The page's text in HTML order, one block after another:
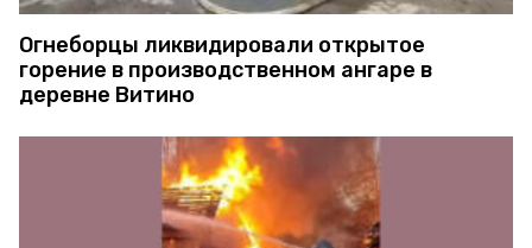
Огнеборцы ликвидировали открытое
горение в производственном ангаре в
деревне Витино